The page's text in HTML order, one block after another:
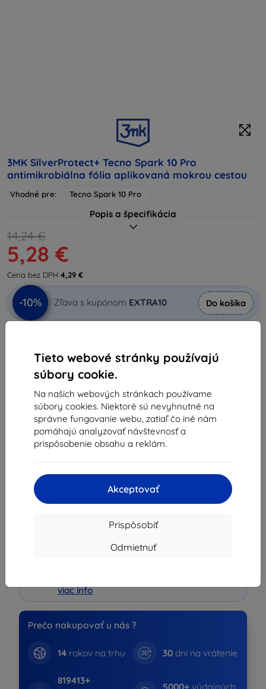
Tieto webové stránky používajú
súbory cookie.
Na našich webových stránkach používame
súbory cookies. Niektoré sú nevyhnutné na
správne fungovanie webu, zatiaľ čo iné nám
pomáhajú analyzovať návštevnosť a
prispôsobenie obsahu a reklám.
Akceptovať
Prispôsobiť
Odmietnuť
3MK SilverProtect+ Tecno Spark 10 Pro
antimikrobiálna fólia aplikovaná mokrou cestou
Vhodné pre: Tecno Spark 10 Pro
Popis a špecifikácia
14,24 €
5,28 €
Cena bez DPH 4,29 €
-10% Zľava s kupónom EXTRA10 Do košíka
-
Do košíka
Množstevné zľavy
10%
15% 4,98 €/ks
Doručenie už 10. augusta
Výhodný set
viac info
Prečo nakupovať u nás ?
14rokov na trhu 30 dní na vrátenie
819413+
5000+ výdajných